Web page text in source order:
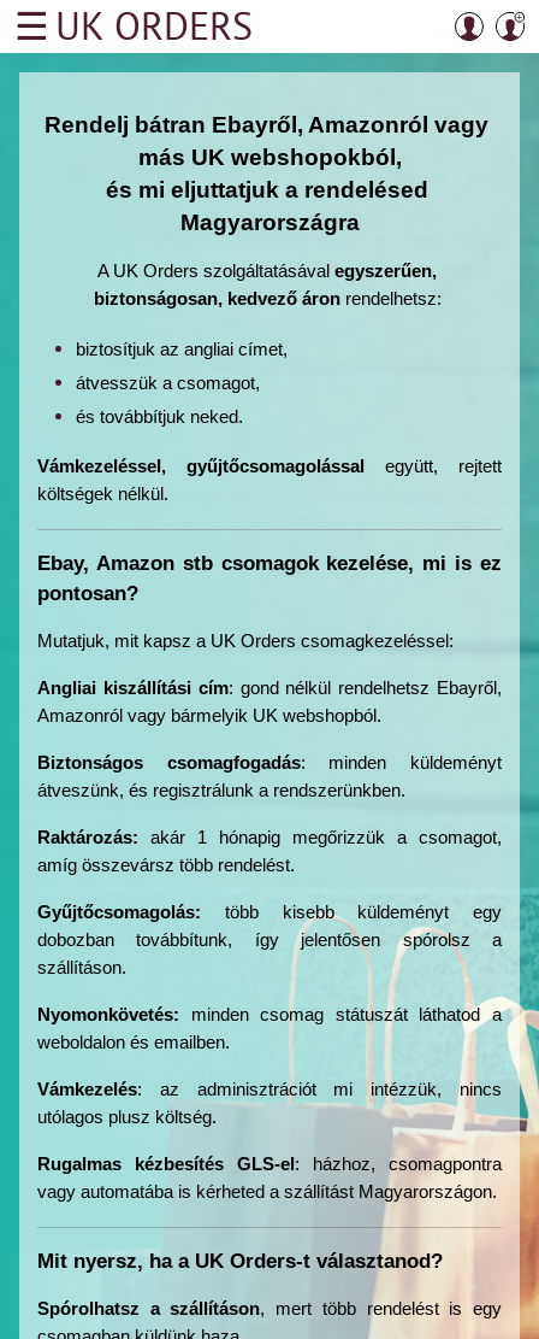
☰ UK ORDERS
UK
ORDERS
Rólunk
rendelhetek?
ORDERS
árfolyam
Személyes
átvételi
pontjaink
Belföldi
postaköltség
Szállítási
dátumok
Ebay,
stb
csomagok
kezelése
Next
SALE
2026
Kapcsolat
Rendelj bátran Ebayről, Amazonról vagy
más UK webshopokból,
és mi eljuttatjuk a rendelésed
Magyarországra
A UK Orders szolgáltatásával egyszerűen,
biztonságosan, kedvező áron rendelhetsz:
biztosítjuk az angliai címet,
átvesszük a csomagot,
és továbbítjuk neked.
Vámkezeléssel, gyűjtőcsomagolással
együtt, rejtett
költségek nélkül.
Ebay, Amazon stb csomagok kezelése, mi is ez
pontosan?
Mutatjuk, mit kapsz a UK Orders csomagkezeléssel:
Angliai kiszállítási cím: gond nélkül rendelhetsz Ebayről,
Amazonról vagy bármelyik UK webshopból.
Biztonságos csomagfogadás: minden küldeményt
átveszünk, és regisztrálunk a rendszerünkben.
Raktározás: akár 1 hónapig megőrizzük a csomagot,
amíg összevársz több rendelést.
Gyűjtőcsomagolás: több kisebb küldeményt egy
dobozban továbbítunk, így jelentősen spórolsz a
szállításon.
Nyomonkövetés: minden csomag státuszát láthatod a
weboldalon és emailben.
Vámkezelés: az adminisztrációt mi intézzük, nincs
utólagos plusz költség.
Rugalmas kézbesítés GLS-el : házhoz, csomagpontra
vagy automatába is kérheted a szállítást Magyarországon.
Mit nyersz, ha a UK Orders-t választanod?
Spórolhatsz a szállításon, mert több rendelést is egy